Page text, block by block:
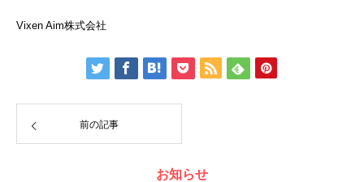
Vixen Aim株式会社
前の記事
お知らせ